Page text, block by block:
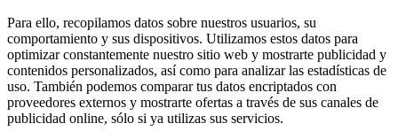
Para ello, recopilamos datos sobre nuestros usuarios, su
comportamiento y sus dispositivos. Utilizamos estos datos para
optimizar constantemente nuestro sitio web y mostrarte publicidad y
contenidos personalizados, así como para analizar las estadísticas de
uso. También podemos comparar tus datos encriptados con
proveedores externos y mostrarte ofertas a través de sus canales de
publicidad online, sólo si ya utilizas sus servicios.